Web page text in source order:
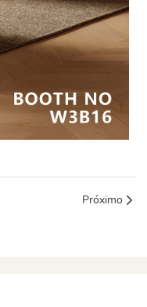
Próximo